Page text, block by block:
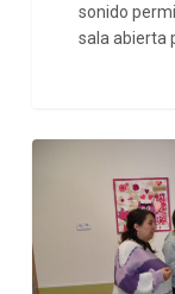
retransmisión
sonido
sala abierta
Ayuntamiento
Orusco